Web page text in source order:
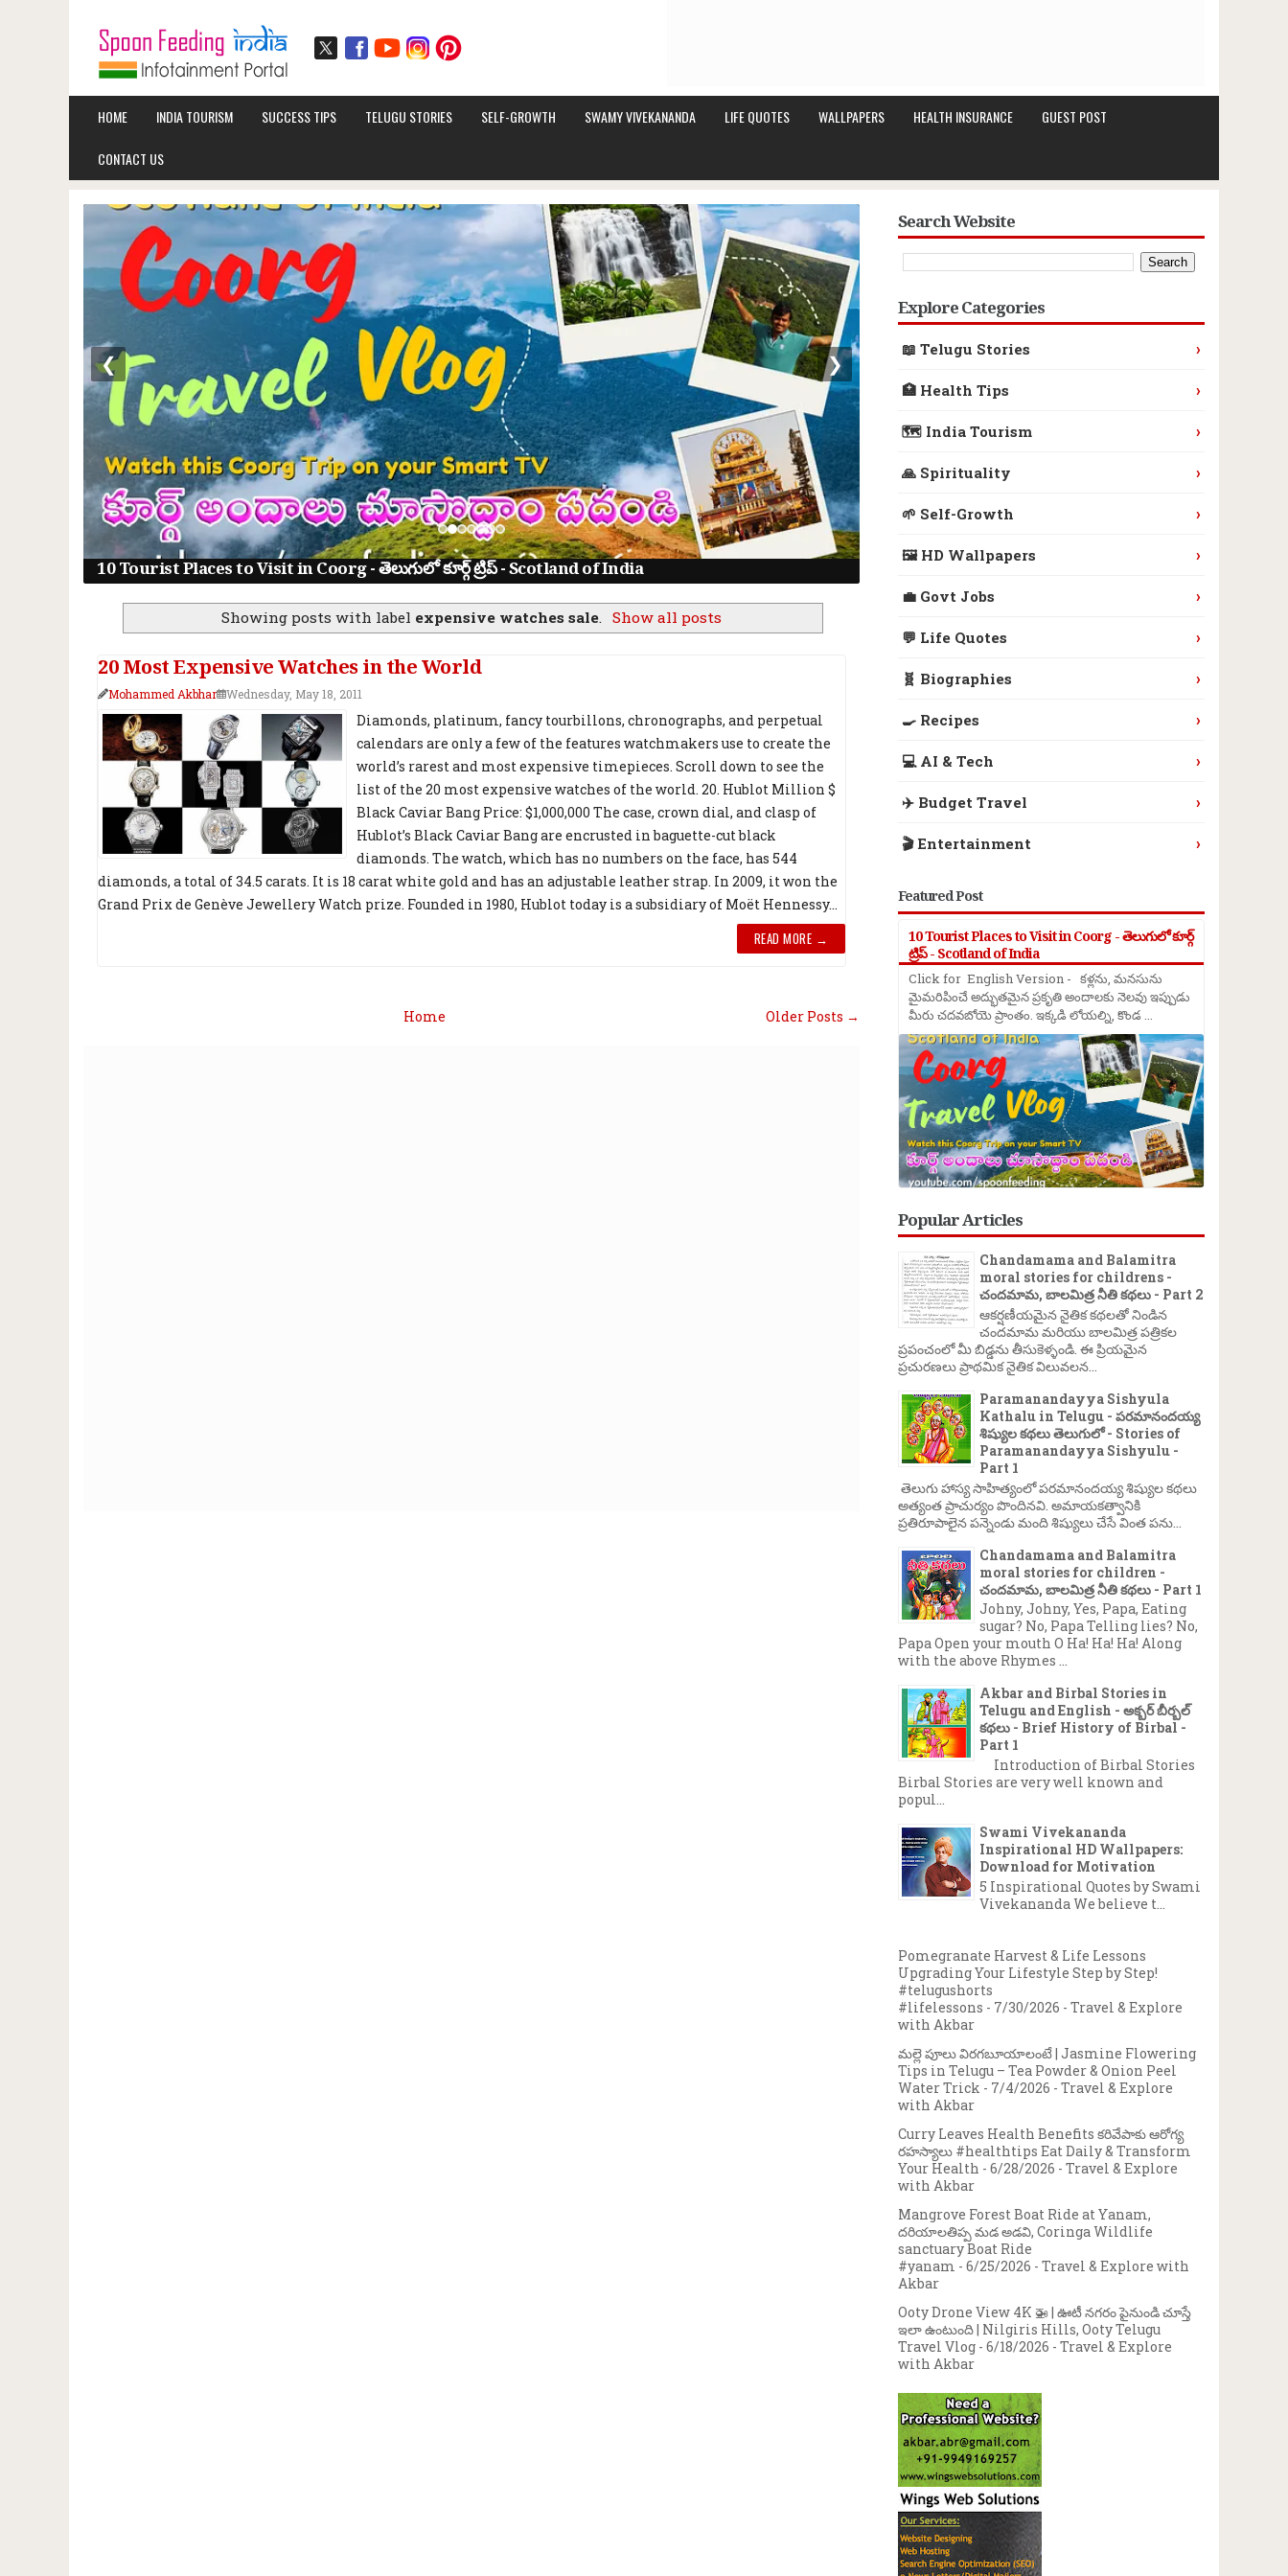
HOME INDIA TOURISM SUCCESS TIPS TELUGU STORIES SELF-GROWTH SWAMY VIVEKANANDA LIFE QUOTES WALLPAPERS HEALTH INSURANCE GUEST POST
CONTACT US
10 Tourist Places to Visit in Coorg - తెలుగులో కూర్గ్ ట్రిప్ - Scotland of India
❮ ❯
Showing posts with label expensive watches sale. Show all posts
20 Most Expensive Watches in the World
Mohammed Akbhar Wednesday, May 18, 2011
Diamonds, platinum, fancy tourbillons, chronographs, and perpetual
calendars are only a few of the features watchmakers use to create the
world’s rarest and most expensive timepieces. Scroll down to see the
list of the 20 most expensive watches of the world. 20. Hublot Million $
Black Caviar Bang Price: $1,000,000 The case, crown dial, and clasp of
Hublot’s Black Caviar Bang are encrusted in baguette-cut black
diamonds. The watch, which has no numbers on the face, has 544
diamonds, a total of 34.5 carats. It is 18 carat white gold and has an adjustable leather strap. In 2009, it won the
Grand Prix de Genève Jewellery Watch prize. Founded in 1980, Hublot today is a subsidiary of Moët Hennessy...
READ MORE →
Older Posts →
Home
Search Website
Explore Categories
📖 Telugu Stories ›
🏥 Health Tips ›
🗺️ India Tourism ›
🙏 Spirituality ›
🌱 Self-Growth ›
🖼️ HD Wallpapers ›
💼 Govt Jobs ›
💬 Life Quotes ›
🧬 Biographies ›
🍳 Recipes ›
💻 AI & Tech ›
✈️ Budget Travel ›
🎬 Entertainment ›
Featured Post
10 Tourist Places to Visit in Coorg - తెలుగులో కూర్గ్
ట్రిప్ - Scotland of India
Click for English Version - కళ్లను, మనసును
మైమరిపించే అద్భుతమైన ప్రకృతి అందాలకు నెలవు ఇప్పుడు
మీరు చదవబోయె ప్రాంతం. ఇక్కడి లోయల్ని, కొండ ...
Popular Articles
Chandamama and Balamitra
moral stories for childrens -
చందమామ, బాలమిత్ర నీతి కథలు - Part 2
ఆకర్షణీయమైన నైతిక కథలతో నిండిన
చందమామ మరియు బాలమిత్ర పత్రికల
ప్రపంచంలో మీ బిడ్డను తీసుకెళ్ళండి. ఈ ప్రియమైన
ప్రచురణలు ప్రాథమిక నైతిక విలువలన...
Paramanandayya Sishyula
Kathalu in Telugu - పరమానందయ్య
శిష్యుల కథలు తెలుగులో - Stories of
Paramanandayya Sishyulu -
Part 1
తెలుగు హాస్య సాహిత్యంలో పరమానందయ్య శిష్యుల కథలు
అత్యంత ప్రాచుర్యం పొందినవి. అమాయకత్వానికి
ప్రతిరూపాలైన పన్నెండు మంది శిష్యులు చేసే వింత పను...
Chandamama and Balamitra
moral stories for children -
చందమామ, బాలమిత్ర నీతి కథలు - Part 1
Johny, Johny, Yes, Papa, Eating
sugar? No, Papa Telling lies? No,
Papa Open your mouth O Ha! Ha! Ha! Along
with the above Rhymes ...
Akbar and Birbal Stories in
Telugu and English - అక్బర్ బీర్బల్
కథలు - Brief History of Birbal -
Part 1
Introduction of Birbal Stories
Birbal Stories are very well known and
popul...
Swami Vivekananda
Inspirational HD Wallpapers:
Download for Motivation
5 Inspirational Quotes by Swami
Vivekananda We believe t...
Pomegranate Harvest & Life Lessons
Upgrading Your Lifestyle Step by Step!
#telugushorts
#lifelessons - 7/30/2026 - Travel & Explore
with Akbar
మల్లె పూలు విరగబూయాలంటే | Jasmine Flowering
Tips in Telugu – Tea Powder & Onion Peel
Water Trick - 7/4/2026 - Travel & Explore
with Akbar
Curry Leaves Health Benefits కరివేపాకు ఆరోగ్య
రహస్యాలు #healthtips Eat Daily & Transform
Your Health - 6/28/2026 - Travel & Explore
with Akbar
Mangrove Forest Boat Ride at Yanam,
దరియాలతిప్ప మడ అడవి, Coringa Wildlife
sanctuary Boat Ride
#yanam - 6/25/2026 - Travel & Explore with
Akbar
Ooty Drone View 4K 🚁 | ఊటీ నగరం పైనుండి చూస్తే
ఇలా ఉంటుంది | Nilgiris Hills, Ooty Telugu
Travel Vlog - 6/18/2026 - Travel & Explore
with Akbar